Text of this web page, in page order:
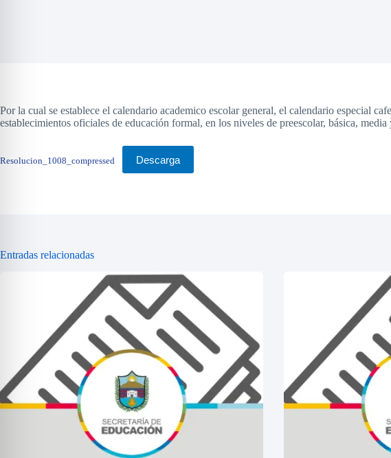
Por la cual se establece el calendario academico escolar general, el calendario especial
establecimientos oficiales de educación formal, en los niveles de preescolar, básica,
Resolucion_1008_compressed Descarga
Entradas relacionadas